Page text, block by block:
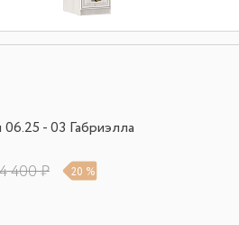
- 03 Габриэлла
400 ₽ 20 %